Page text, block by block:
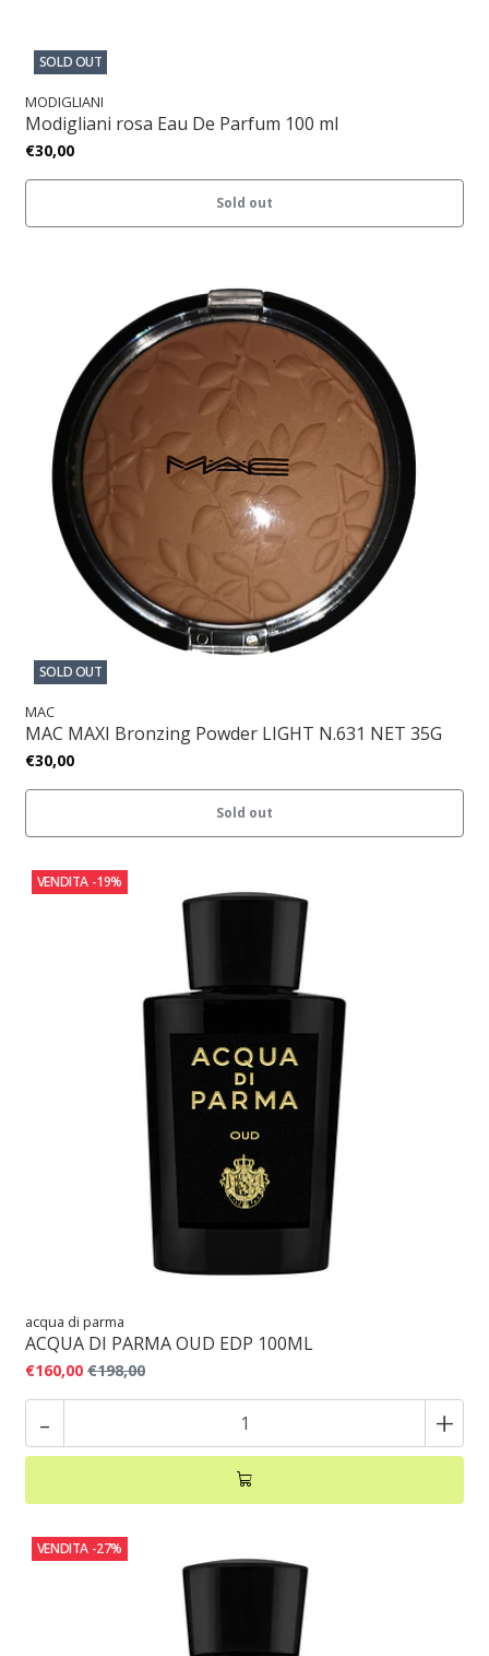
SOLD OUT
MODIGLIANI
Modigliani rosa Eau De Parfum 100 ml
€30,00
Sold out
SOLD OUT
MAC
MAC MAXI Bronzing Powder LIGHT N.631 NET 35G
€30,00
Sold out
VENDITA -19%
acqua di parma
ACQUA DI PARMA OUD EDP 100ML
€160,00 €198,00
- +
VENDITA -27%